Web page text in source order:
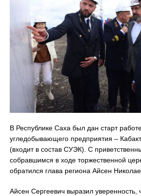
В Республике Саха был дан старт
угледобывающего предприятия –
(входит в состав СУЭК). С
собравшимся в ходе торжественной
обратился глава региона Айсен
Айсен Сергеевич выразил уверенность,